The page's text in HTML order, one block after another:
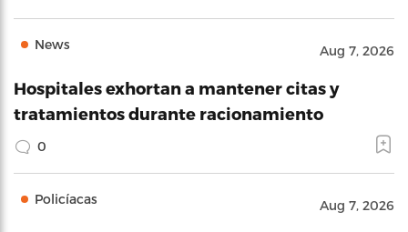
News Aug 7, 2026
Hospitales exhortan a mantener citas y
tratamientos durante racionamiento
0
Policíacas Aug 7, 2026